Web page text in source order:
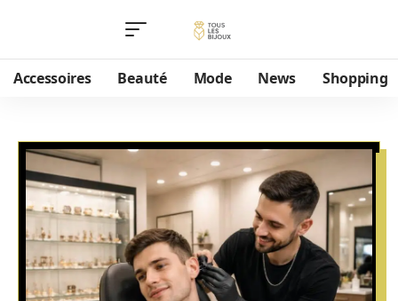
Accessoires Beauté Mode News Shopping